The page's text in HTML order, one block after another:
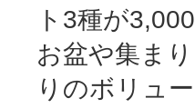
ト3種が
お盆や集ま
りのボリュ